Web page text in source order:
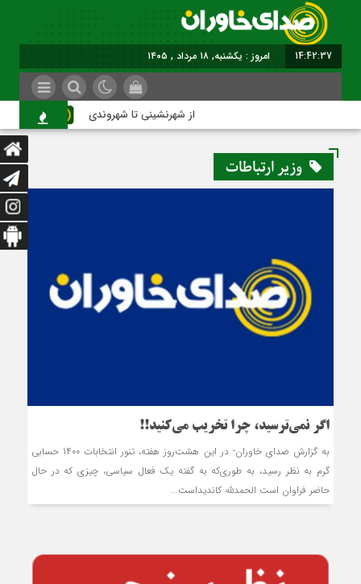
14:42:37 امروز : یکشنبه, ۱۸ مرداد , ۱۴۰۵
از شهرنشینی تا شهروندی
وزیر ارتباطات
اگر نمی‌ترسید، چرا تخریب می‌کنید!!
به گزارش صدای خاوران- در این هشت‌روز هفته، تنور انتخابات 1400 حسابی
گرم به نظر رسید، به طوری‌که به گفته یک فعال سیاسی، چیزی که در حال
حاضر فراوان است الحمدلله کاندیداست...